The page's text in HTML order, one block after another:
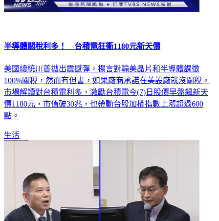
半導體關稅利多！ 台積電狂衝1180元新天價
美國總統川普拋出震撼彈，揚言對輸美晶片和半導體課徵
100%關稅，然而有但書，如果廠商承諾在美設廠就沒關稅。
市場解讀對台積電利多，激勵台積電今(7)日股價早盤飆新天
價1180元，市值破30兆，也帶動台股加權指數上漲超過600
點。
生活